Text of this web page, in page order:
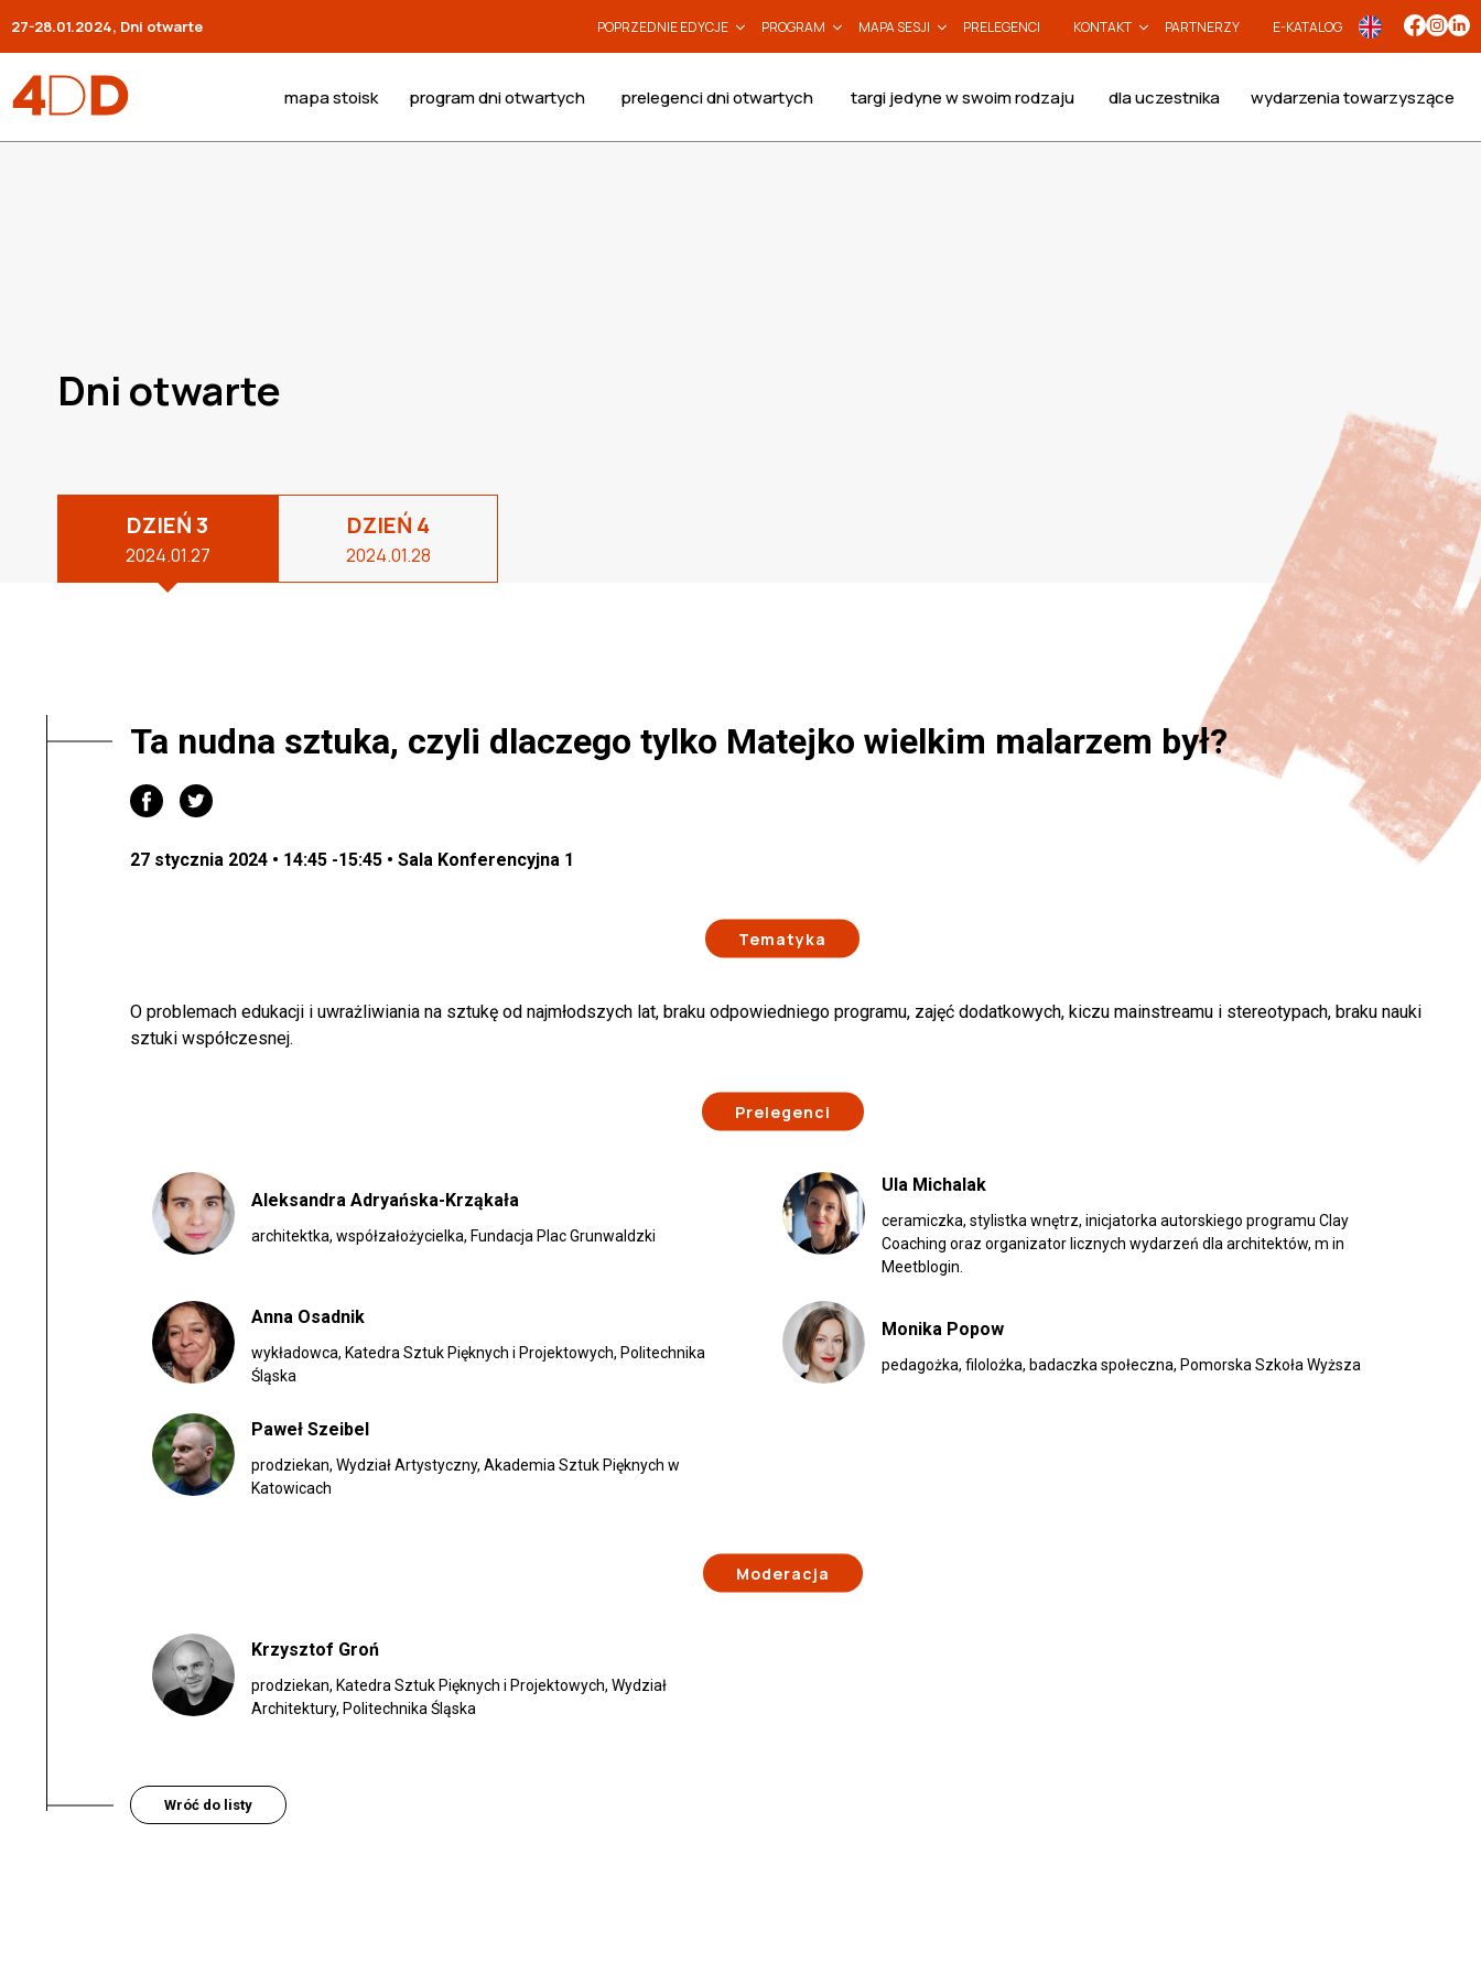
27-28.01.2024, Dni otwarte POPRZEDNIE EDYCJE PROGRAM MAPA SESJI PRELEGENCI KONTAKT PARTNERZY E-KATALOG
mapa stoisk program dni otwartych prelegenci dni otwartych targi jedyne w swoim rodzaju dla uczestnika wydarzenia towarzyszące
Dni otwarte
DZIEŃ 3
2024.01.27
DZIEŃ 4
2024.01.28
Ta nudna sztuka, czyli dlaczego tylko Matejko wielkim malarzem był?
27 stycznia 2024 • 14:45 -15:45 • Sala Konferencyjna 1
Tematyka
O problemach edukacji i uwrażliwiania na sztukę od najmłodszych lat, braku odpowiedniego programu, zajęć dodatkowych, kiczu mainstreamu i stereotypach, braku nauki
sztuki współczesnej.
Prelegenci
Aleksandra Adryańska-Krząkała
architektka, współzałożycielka, Fundacja Plac Grunwaldzki
Ula Michalak
ceramiczka, stylistka wnętrz, inicjatorka autorskiego programu Clay
Coaching oraz organizator licznych wydarzeń dla architektów, m in
Meetblogin.
Anna Osadnik
wykładowca, Katedra Sztuk Pięknych i Projektowych, Politechnika
Śląska
Monika Popow
pedagożka, filolożka, badaczka społeczna, Pomorska Szkoła Wyższa
Paweł Szeibel
prodziekan, Wydział Artystyczny, Akademia Sztuk Pięknych w
Katowicach
Moderacja
Krzysztof Groń
prodziekan, Katedra Sztuk Pięknych i Projektowych, Wydział
Architektury, Politechnika Śląska
Wróć do listy